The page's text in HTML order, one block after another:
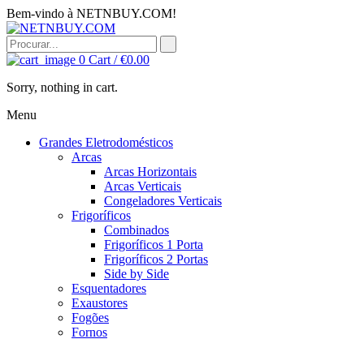
Bem-vindo à NETNBUY.COM!
0 Cart /€0.00
Sorry, nothing in cart.
Menu
Grandes Eletrodomésticos
Arcas
Arcas Horizontais
Arcas Verticais
Congeladores Verticais
Frigoríficos
Combinados
Frigoríficos 1 Porta
Frigoríficos 2 Portas
Side by Side
Esquentadores
Exaustores
Fogões
Fornos